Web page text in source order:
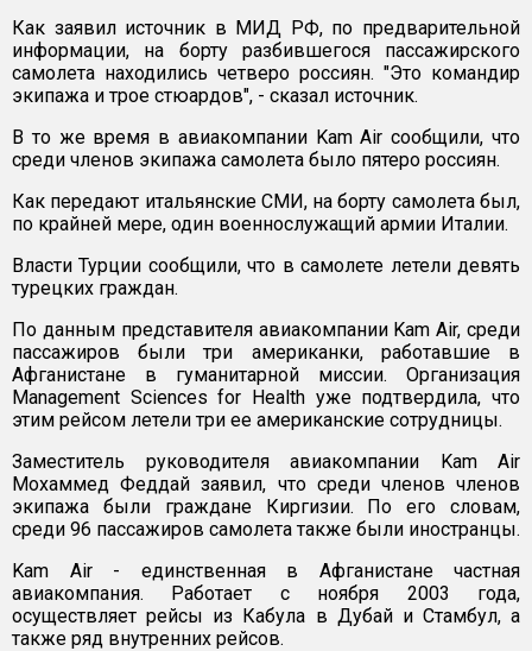
Как заявил источник в МИД РФ, по предварительной
информации, на борту разбившегося пассажирского
самолета находились четверо россиян. "Это командир
экипажа и трое стюардов", - сказал источник.
В то же время в авиакомпании Kam Air сообщили, что
среди членов экипажа самолета было пятеро россиян.
Как передают итальянские СМИ, на борту самолета был,
по крайней мере, один военнослужащий армии Италии.
Власти Турции сообщили, что в самолете летели девять
турецких граждан.
По данным представителя авиакомпании Kam Air, среди
пассажиров были три американки, работавшие в
Афганистане в гуманитарной миссии. Организация
Management Sciences for Health уже подтвердила, что
этим рейсом летели три ее американские сотрудницы.
Заместитель руководителя авиакомпании Kam Air
Мохаммед Феддай заявил, что среди членов членов
экипажа были граждане Киргизии. По его словам,
среди 96 пассажиров самолета также были иностранцы.
Kam Air - единственная в Афганистане частная
авиакомпания. Работает с ноября 2003 года,
осуществляет рейсы из Кабула в Дубай и Стамбул, а
также ряд внутренних рейсов.